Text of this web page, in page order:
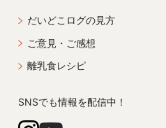
だいどこログの見方
ご意見・ご感想
離乳食レシピ
SNSでも情報を配信中！